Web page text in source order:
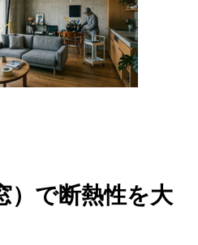
）で断熱性を大